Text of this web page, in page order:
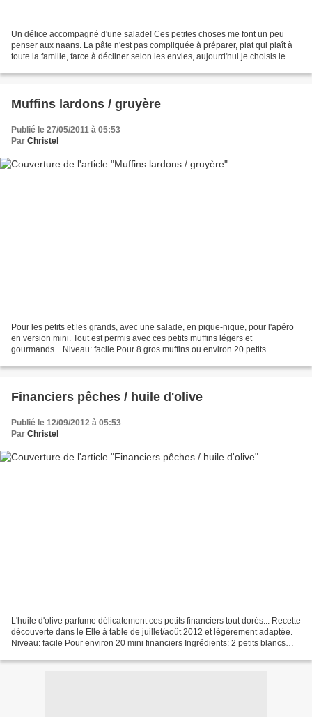
Un délice accompagné d'une salade! Ces petites choses me font un peu
penser aux naans. La pâte n'est pas compliquée à préparer, plat qui plaît à
toute la famille, farce à décliner selon les envies, aujourd'hui je choisis le
Muffins lardons / gruyère
Publié le 27/05/2011 à 05:53
Par Christel
Pour les petits et les grands, avec une salade, en pique-nique, pour l'apéro
en version mini. Tout est permis avec ces petits muffins légers et
gourmands... Niveau: facile Pour 8 gros muffins ou environ 20 petits
Financiers pêches / huile d'olive
Publié le 12/09/2012 à 05:53
Par Christel
L'huile d'olive parfume délicatement ces petits financiers tout dorés... Recette
découverte dans le Elle à table de juillet/août 2012 et légèrement adaptée.
Niveau: facile Pour environ 20 mini financiers Ingrédients: 2 petits blancs